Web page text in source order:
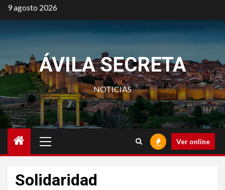
Saltar
al
9 agosto 2026
ÁVILA SECRETA
NOTICIAS
principal
Ver online
Solidaridad